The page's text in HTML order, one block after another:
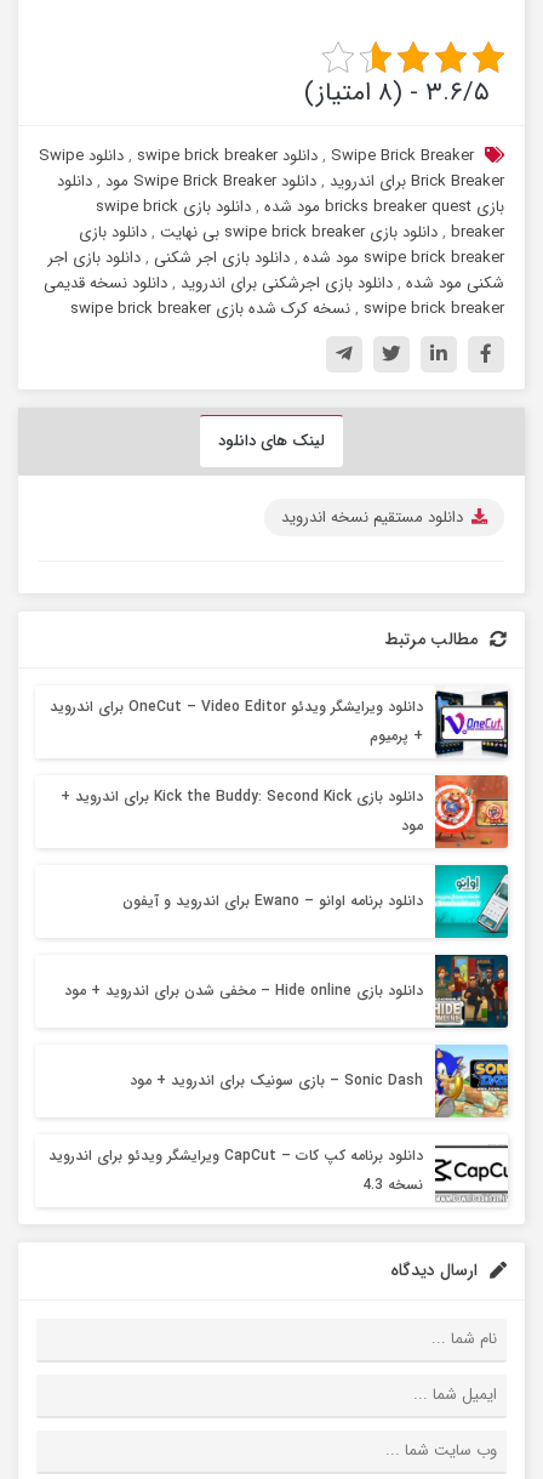
۳.۶/۵ - (۸ امتیاز)
Swipe Brick Breaker
,دانلود swipe brick breaker ,
دانلود Swipe
Brick Breaker برای اندروید
,دانلود Swipe Brick Breaker مود ,دانلود
بازی bricks breaker quest مود شده
,
دانلود بازی swipe brick
breaker
,دانلود بازی swipe brick breaker بی نهایت ,دانلود بازی
swipe brick breaker مود شده
,دانلود بازی اجر شکنی ,دانلود بازی اجر
شکنی مود شده ,دانلود بازی اجرشکنی برای اندروید ,دانلود نسخه قدیمی
swipe brick breaker
,نسخه کرک شده بازی swipe brick breaker
لینک های دانلود
دانلود مستقیم نسخه اندروید
مطالب مرتبط
دانلود ویرایشگر ویدئو OneCut – Video Editor برای اندروید
+ پرمیوم
دانلود بازی Kick the Buddy: Second Kick برای اندروید +
مود
دانلود برنامه اوانو – Ewano برای اندروید و آیفون
دانلود بازی Hide online – مخفی شدن برای اندروید + مود
Sonic Dash – بازی سونیک برای اندروید + مود
دانلود برنامه کپ کات – CapCut ویرایشگر ویدئو برای اندروید
نسخه 4.3
ارسال دیدگاه